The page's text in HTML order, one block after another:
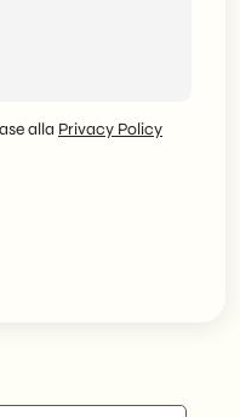
alla Privacy Policy